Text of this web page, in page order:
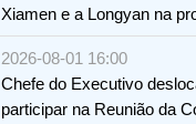
Xiamen e a Longyan na
2026-08-01 16:00
Chefe do Executivo
participar na Reunião da